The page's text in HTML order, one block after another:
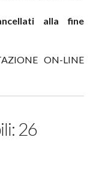
alla fine
ON-LINE
26